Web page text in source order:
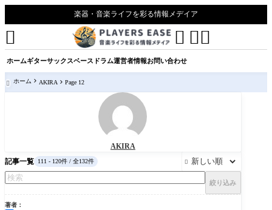
楽器・音楽ライフを彩る情報メデイア
ホームギターサックスベース ドラム運営者情報お問い合わせ
 

 ホーム AKIRA Page 12
AKIRA
記事一覧
111 - 120件 / 全132件 
絞り込み
著者